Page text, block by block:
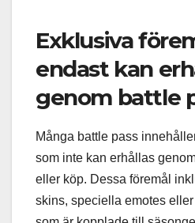
Exklusiva
endast kan
genom battle
Många battle pass
som inte kan erhållas
eller köp. Dessa föremål
skins, speciella emotes